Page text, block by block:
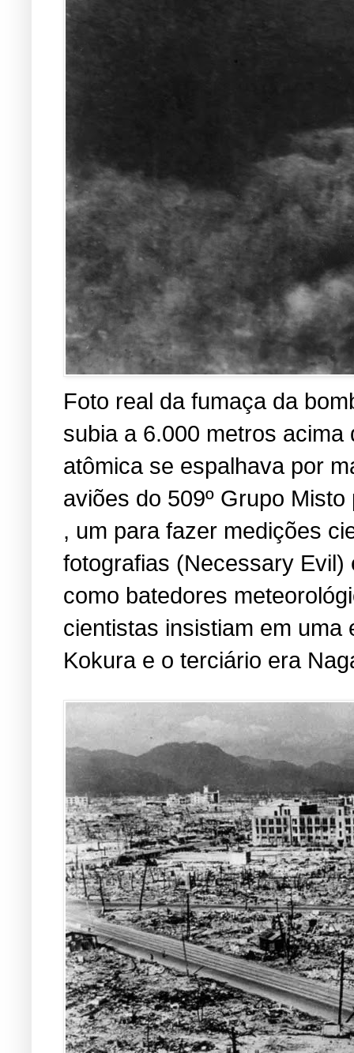
Foto real da fumaça da
subia a 6.000 metros
atômica se espalhava por
aviões do 509º Grupo
, um para fazer medições
fotografias (Necessary
como batedores
cientistas insistiam em
Kokura e o terciário era